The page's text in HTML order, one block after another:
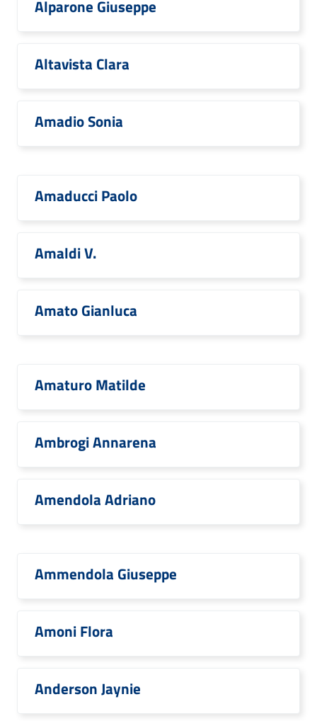
Alparone Giuseppe
Altavista Clara
Amadio Sonia
Amaducci Paolo
Amaldi V.
Amato Gianluca
Amaturo Matilde
Ambrogi Annarena
Amendola Adriano
Ammendola Giuseppe
Amoni Flora
Anderson Jaynie